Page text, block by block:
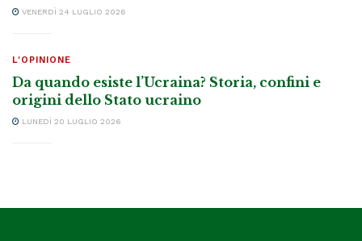
VENERDÌ 24 LUGLIO 2026
L'OPINIONE
Da quando esiste l’Ucraina? Storia, confini e
origini dello Stato ucraino
LUNEDÌ 20 LUGLIO 2026